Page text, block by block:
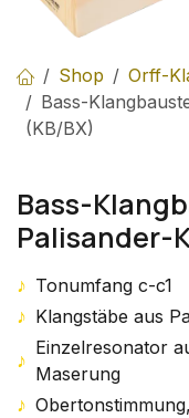
Shop
Orff-
Bass-
(KB/BX)
Bass-
Palisander-
♪ Tonumfang c-c1
♪ Klangstäbe aus
♪
Einzelresonator
Maserung
♪